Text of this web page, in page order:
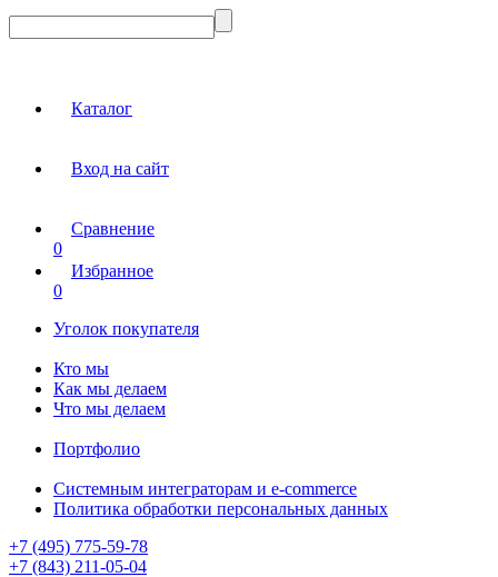
Каталог
Вход на сайт
Сравнение
0
Избранное
0
Уголок покупателя
Кто мы
Как мы делаем
Что мы делаем
Портфолио
Системным интеграторам и e-commerce
Политика обработки персональных данных
+7 (495) 775-59-78
+7 (843) 211-05-04